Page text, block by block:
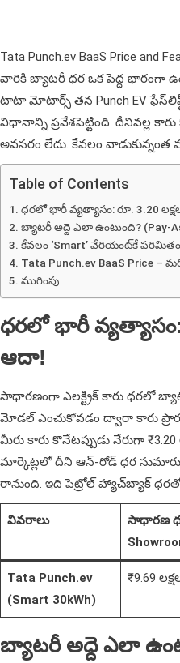
Tata Punch.ev BaaS Price and
వారికి బ్యాటరీ ధర ఒక పెద్ద భారంగా
టాటా మోటార్స్ తన Punch EV
విధానాన్ని ప్రవేశపెట్టింది. దీనివల్ల
అవసరం లేదు. కేవలం వాడుకున్నంత
Table of Contents
ధరలో భారీ వ్యత్యాసం: రూ. 3.20
బ్యాటరీ అద్దె ఎలా ఉంటుంది? (Pay-
కేవలం ‘Smart’ వేరియంట్‌కే పరిమితం
Tata Punch.ev BaaS Price –
ముగింపు
ధరలో భారీ వ్యత్యాసం:
ఆదా!
సాధారణంగా ఎలక్ట్రిక్ కారు ధరలో
మోడల్ ఎంచుకోవడం ద్వారా కారు
మీరు కారు కొనేటప్పుడు నేరుగా
మార్కెట్లలో దీని ఆన్-రోడ్ ధర సుమారు
రానుంది. ఇది పెట్రోల్ హ్యాచ్‌బ్యాక్
వివరాలు
సాధారణ
Tata Punch.ev
(Smart 30kWh)
₹9.69
బ్యాటరీ అద్దె ఎలా